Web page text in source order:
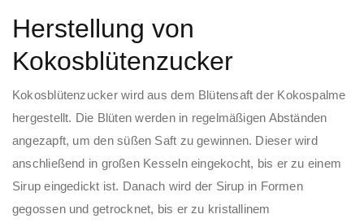
Herstellung von
Kokosblütenzucker
Kokosblütenzucker wird aus dem Blütensaft der Kokospalme
hergestellt. Die Blüten werden in regelmäßigen Abständen
angezapft, um den süßen Saft zu gewinnen. Dieser wird
anschließend in großen Kesseln eingekocht, bis er zu einem
Sirup eingedickt ist. Danach wird der Sirup in Formen
gegossen und getrocknet, bis er zu kristallinem